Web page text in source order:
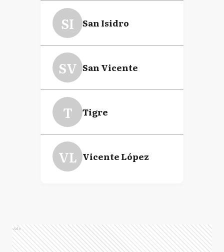
SI San Isidro
SV San Vicente
T Tigre
VL Vicente López
Ads